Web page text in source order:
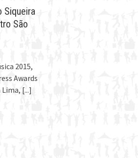
Siqueira
São
2015,
Awards
Lima, [...]